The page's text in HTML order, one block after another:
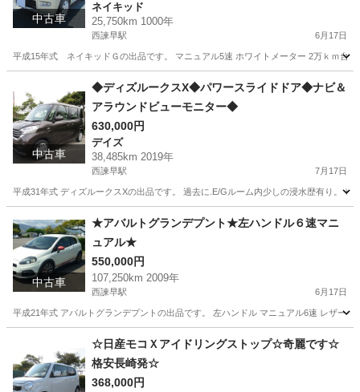
中古車
ネイキッド
25,750km 1000年
西諫早駅 6月17日
平成15年式 ネイキッドＧの出品です。 マニュアル5速 ホワイトメーター 2万ｋｍ台
西諫早駅 ネイキッド オーナー
中古車
◆ディズルークスX◆パワースライドドア◆ナビ＆
アラウンドビューモニター◆
630,000円
デイズ
38,485km 2019年
西諫早駅 7月17日
平成31年式 ディズルークスXの出品です。 過去に.E/Gルーム内少しの浸水歴有り。
西諫早駅 デイズ 車両
中古車
★アバルトグランデプント★左ハンドル６速マニ
ュアル★
550,000円
107,250km 2009年
西諫早駅 6月17日
平成21年式 アバルトグランデプントの出品です。 左ハンドル マニュアル6速 レザー
西諫早駅 その他 左ハンドル
☆日産モコＸアイドリングストップ☆奇麗です☆
格安長崎発☆
368,000円